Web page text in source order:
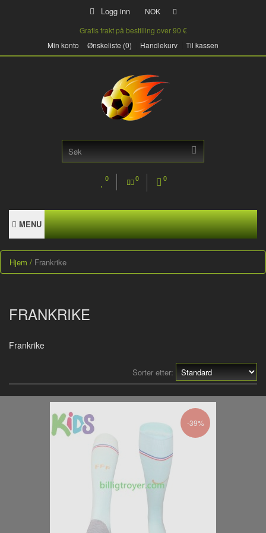
Logg inn
NOK
Gratis frakt på bestilling over 90 €
Min konto
Ønskeliste (0) Handlekurv Til kassen
0 0 0
MENU
Hjem Frankrike
FRANKRIKE
Frankrike
Sorter etter:
-39%